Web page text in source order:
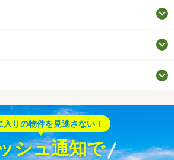
入りの物件を見逃さない！
シュ通知で